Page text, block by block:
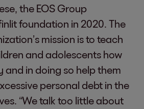
the EOS Group
foundation in 2020. The
mission is to teach
and adolescents how
and in doing so help them
personal debt in the
“We talk too little about